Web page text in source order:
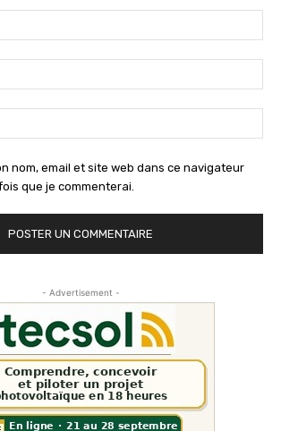
:*
:*
:
nom, email et site web dans ce navigateur
que je commenterai.
- Advertisement -